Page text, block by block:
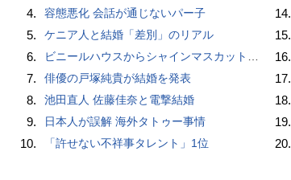
4. 容態悪化 会話が通じないパー子
5. ケニア人と結婚「差別」のリアル
6. ビニールハウスからシャインマスカット約200房を盗んだ疑い ネットで販売か 無職の男（42）逮捕 岡山県警
7. 俳優の戸塚純貴が結婚を発表
8. 池田直人 佐藤佳奈と電撃結婚
9. 日本人が誤解 海外タトゥー事情
10. 「許せない不祥事タレント」1位
14.
15.
16.
17.
18.
19.
20.